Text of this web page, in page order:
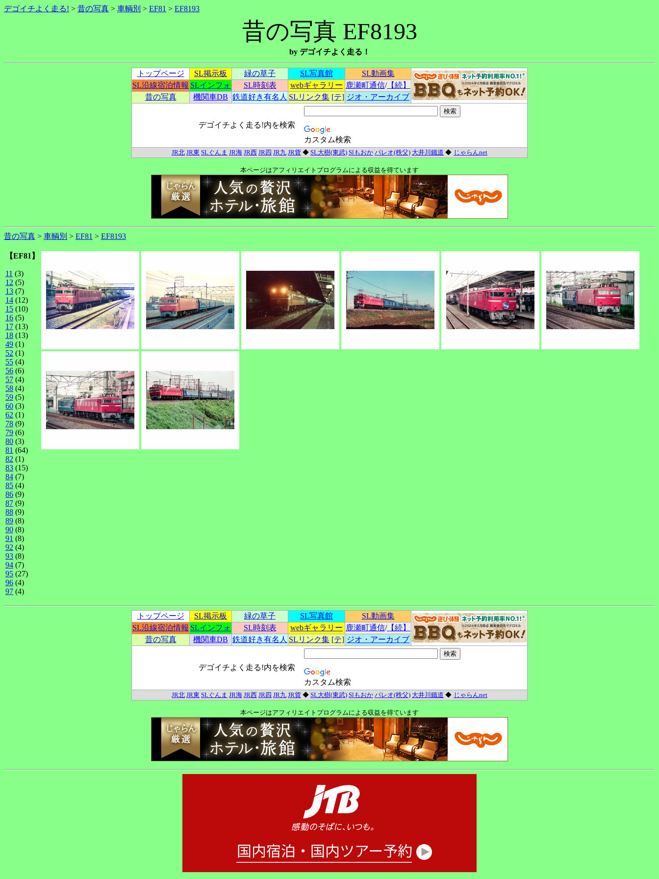
デゴイチよく走る! > 昔の写真 > 車輌別 > EF81 > EF8193
昔の写真 EF8193
by デゴイチよく走る！
トップページ SL掲示板 緑の草子 SL写真館
SL動画集
SL沿線宿泊情報 SLインフォ SL時刻表 webギャラリー 鹿瀬町通信/【続】
昔の写真
機関車DB 鉄道好き有名人 SLリンク集 [テ] ジオ・アーカイブ
デゴイチよく走る!内を検索
カスタム検索
JR北 JR東 SLぐんま JR海 JR西 JR四 JR九 JR貨 ◆ SL大樹(東武) Slもおか パレオ(秩父) 大井川鐵道 ◆ じゃらんnet
本ページはアフィリエイトプログラムによる収益を得ています
昔の写真 > 車輌別 > EF81 > EF8193
【EF81】
11 (3)
12 (5)
13 (7)
14 (12)
15 (10)
16 (5)
17 (13)
18 (13)
49 (1)
52 (1)
55 (4)
56 (6)
57 (4)
58 (4)
59 (5)
60 (3)
62 (1)
78 (9)
79 (6)
80 (3)
81 (64)
82 (1)
83 (15)
84 (7)
85 (4)
86 (9)
87 (9)
88 (9)
89 (8)
90 (8)
91 (8)
92 (4)
93 (8)
94 (7)
95 (27)
96 (4)
97 (4)
トップページ SL掲示板 緑の草子 SL写真館
SL動画集
SL沿線宿泊情報 SLインフォ SL時刻表 webギャラリー 鹿瀬町通信/【続】
昔の写真
機関車DB 鉄道好き有名人 SLリンク集 [テ] ジオ・アーカイブ
デゴイチよく走る!内を検索
カスタム検索
JR北 JR東 SLぐんま JR海 JR西 JR四 JR九 JR貨 ◆ SL大樹(東武) Slもおか パレオ(秩父) 大井川鐵道 ◆ じゃらんnet
本ページはアフィリエイトプログラムによる収益を得ています